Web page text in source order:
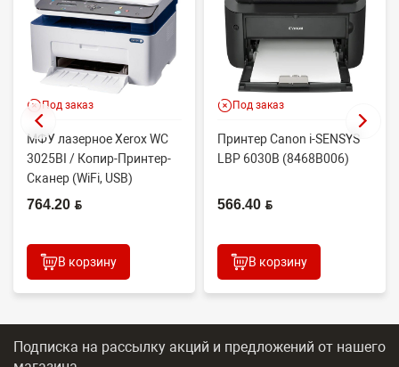
Под заказ
МФУ лазерное Xerox WC
3025BI / Копир-Принтер-
Сканер (WiFi, USB)
764.20 BYN
В корзину
Под заказ
Принтер Canon i-SENSYS
LBP 6030B (8468B006)
566.40 BYN
В корзину
Подписка на рассылку акций и предложений от нашего